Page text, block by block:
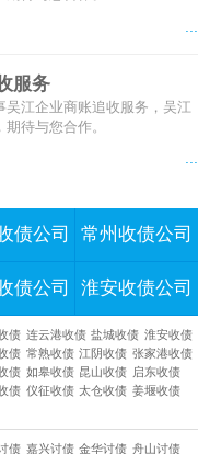
服务
吴江企业商账追收服务，吴江
待与您合作。
债公司 常州收债公司
债公司 淮安收债公司
债 连云港收债 盐城收债 淮安收债
债 常熟收债 江阴收债 张家港收债
债 如皋收债 昆山收债 启东收债
债 仪征收债 太仓收债 姜堰收债
债 嘉兴讨债 金华讨债 舟山讨债